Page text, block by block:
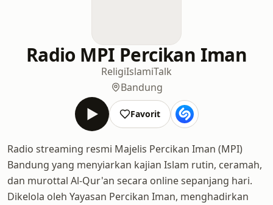
Radio MPI Percikan Iman
ReligiIslamiTalk
Bandung
Favorit
Radio streaming resmi Majelis Percikan Iman (MPI)
Bandung yang menyiarkan kajian Islam rutin, ceramah,
dan murottal Al-Qur'an secara online sepanjang hari.
Dikelola oleh Yayasan Percikan Iman, menghadirkan